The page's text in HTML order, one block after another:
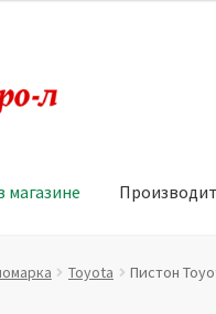
магазине
Политика в
Toyota Пистон